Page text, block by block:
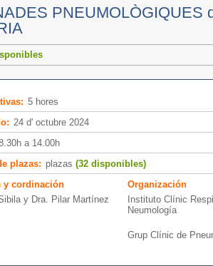
PNEUMOLÒGIQUES
5 hores
24 d' octubre 2024
a 14.00h
plazas: plazas (32 disponibles)
y cordinación
y Dra. Pilar Martínez
Organización
Instituto Clínic
Neumología
Grup Clínic de